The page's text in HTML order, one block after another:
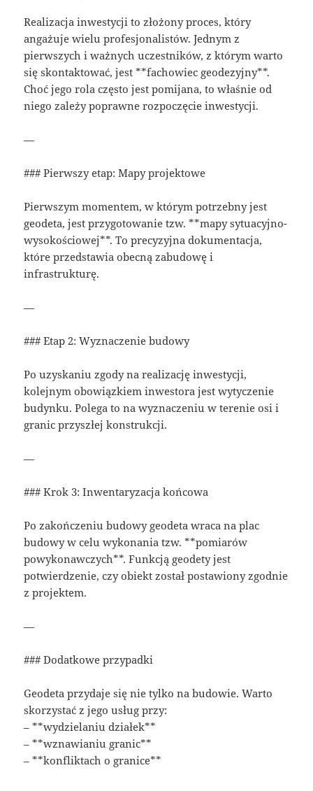
Realizacja inwestycji to złożony proces, który
angażuje wielu profesjonalistów. Jednym z
pierwszych i ważnych uczestników, z którym warto
się skontaktować, jest **fachowiec geodezyjny**.
Choć jego rola często jest pomijana, to właśnie od
niego zależy poprawne rozpoczęcie inwestycji.
—
### Pierwszy etap: Mapy projektowe
Pierwszym momentem, w którym potrzebny jest
geodeta, jest przygotowanie tzw. **mapy sytuacyjno-
wysokościowej**. To precyzyjna dokumentacja,
które przedstawia obecną zabudowę i
infrastrukturę.
—
### Etap 2: Wyznaczenie budowy
Po uzyskaniu zgody na realizację inwestycji,
kolejnym obowiązkiem inwestora jest wytyczenie
budynku. Polega to na wyznaczeniu w terenie osi i
granic przyszłej konstrukcji.
—
### Krok 3: Inwentaryzacja końcowa
Po zakończeniu budowy geodeta wraca na plac
budowy w celu wykonania tzw. **pomiarów
powykonawczych**. Funkcją geodety jest
potwierdzenie, czy obiekt został postawiony zgodnie
z projektem.
—
### Dodatkowe przypadki
Geodeta przydaje się nie tylko na budowie. Warto
skorzystać z jego usług przy:
– **wydzielaniu działek**
– **wznawianiu granic**
– **konfliktach o granice**